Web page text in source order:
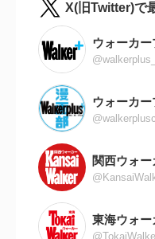
X(旧Twitter)で
ウォーカー
ウォーカ
関西ウォー
東海ウォー